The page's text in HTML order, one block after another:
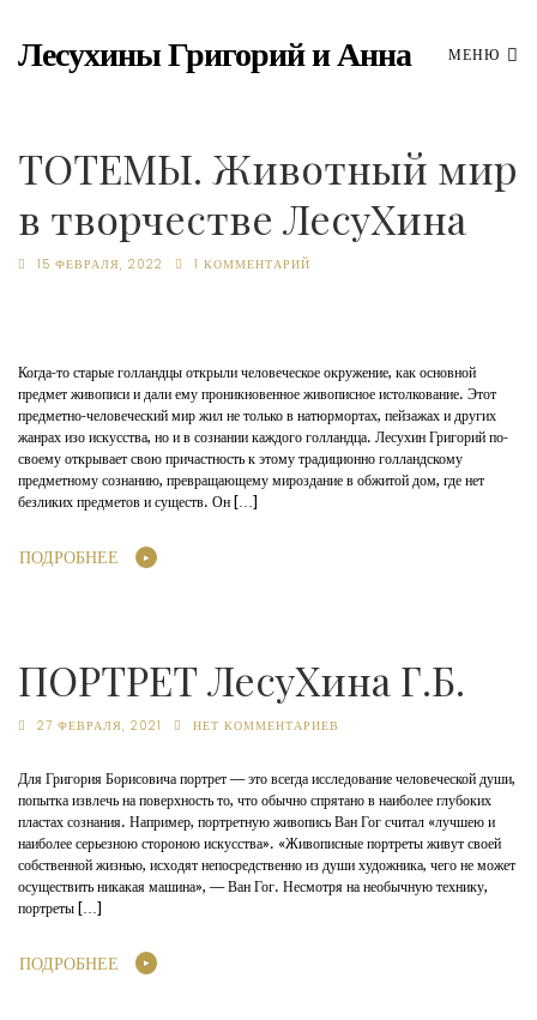
Лесухины Григорий и Анна МЕНЮ
ТОТЕМЫ. Животный мир
в творчестве ЛесуХина
15 ФЕВРАЛЯ, 2022 1 КОММЕНТАРИЙ
Когда-то старые голландцы открыли человеческое окружение, как основной
предмет живописи и дали ему проникновенное живописное истолкование. Этот
предметно-человеческий мир жил не только в натюрмортах, пейзажах и других
жанрах изо искусства, но и в сознании каждого голландца. Лесухин Григорий по-
своему открывает свою причастность к этому традиционно голландскому
предметному сознанию, превращающему мироздание в обжитой дом, где нет
безликих предметов и существ. Он […]
ПОДРОБНЕЕ
ПОРТРЕТ ЛесуХина Г.Б.
27 ФЕВРАЛЯ, 2021 НЕТ КОММЕНТАРИЕВ
Для Григория Борисовича портрет — это всегда исследование человеческой души,
попытка извлечь на поверхность то, что обычно спрятано в наиболее глубоких
пластах сознания. Например, портретную живопись Ван Гог считал «лучшею и
наиболее серьезною стороною искусства». «Живописные портреты живут своей
собственной жизнью, исходят непосредственно из души художника, чего не может
осуществить никакая машина», — Ван Гог. Несмотря на необычную технику,
портреты […]
ПОДРОБНЕЕ